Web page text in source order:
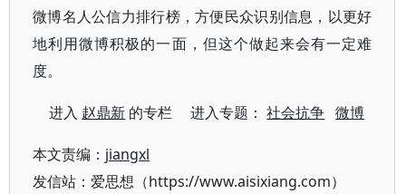
微博名人公信力排行榜，方便民众识别信息，以更好
地利用微博积极的一面，但这个做起来会有一定难
度。
进入 赵鼎新 的专栏 进入专题：社会抗争 微博
本文责编： jiangxl
发信站：爱思想（https://www.aisixiang.com）